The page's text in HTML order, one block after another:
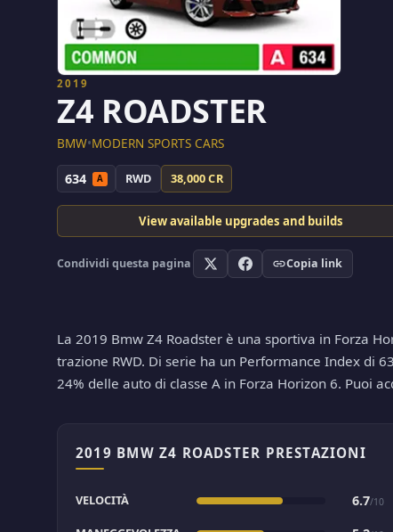
2019
Z4 ROADSTER
BMW•MODERN SPORTS CARS
634 A RWD 38,000 CR
View available upgrades and builds
Condividi questa pagina Copia link
La 2019 Bmw Z4 Roadster è una sportiva in Forza
trazione RWD. Di serie ha un Performance Index di
24% delle auto di classe A in Forza Horizon 6. Puoi
2019 BMW Z4 ROADSTER PRESTAZIONI
VELOCITÀ 6.7/10